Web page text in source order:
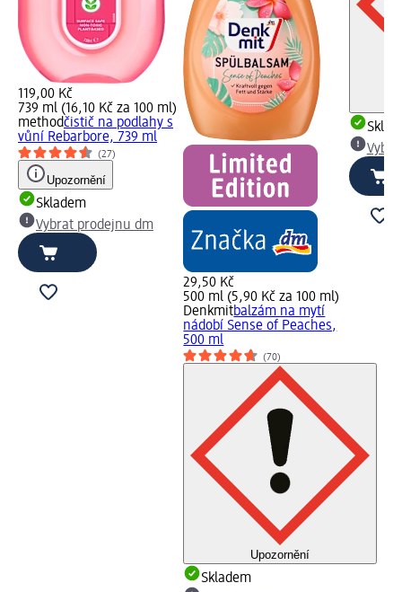
119,00 Kč
739 ml (16,10 Kč za 100 ml)
methodčistič na podlahy s
vůní Rebarbore, 739 ml
(27)
Upozornění
Skladem
Vybrat prodejnu dm
29,50 Kč
500 ml (5,90 Kč za 100 ml)
Denkmitbalzám na mytí
nádobí Sense of Peaches,
500 ml
(70)
Upozornění
Skladem